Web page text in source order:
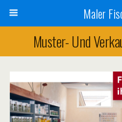
Maler
Muster- Und